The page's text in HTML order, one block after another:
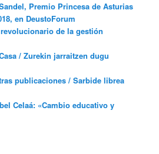
Premio Princesa de Asturias
en DeustoForum
de la gestión
/ Zurekin jarraitzen dugu
publicaciones / Sarbide librea
Celaá: «Cambio educativo y